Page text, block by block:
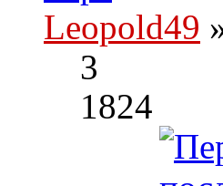
Leopold49
3
1824